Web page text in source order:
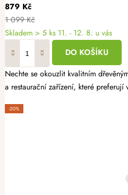
879 Kč
1 099 Kč
Skladem > 5 ks 11. - 12. 8. u vás
DO KOŠÍKU
Nechte se okouzlit kvalitním
a restaurační zařízení, které preferují
-20%